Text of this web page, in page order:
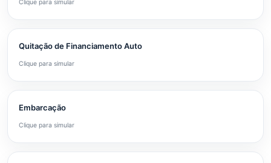
Clique para simular
Quitação de Financiamento Auto
Clique para simular
Embarcação
Clique para simular